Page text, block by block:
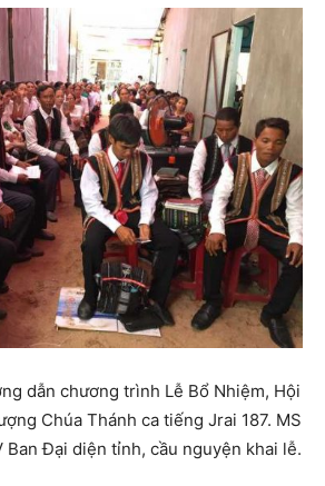
dẫn chương trình Lễ Bổ Nhiệm, Hội
Chúa Thánh ca tiếng Jrai 187. MS
Ban Đại diện tỉnh, cầu nguyện khai lễ.